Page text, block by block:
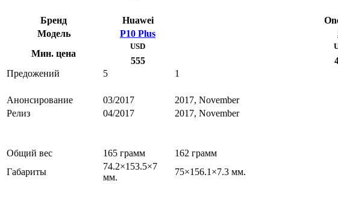
Бренд Huawei
Модель
P10 Plus
Мин. цена
USD
555
Предожений
5 1
Анонсирование
03/2017 2017, November
Релиз
04/2017 2017, November
Общий вес
165 грамм 162 грамм
Габариты
74.2×153.5×7
мм.
75×156.1×7.3 мм.